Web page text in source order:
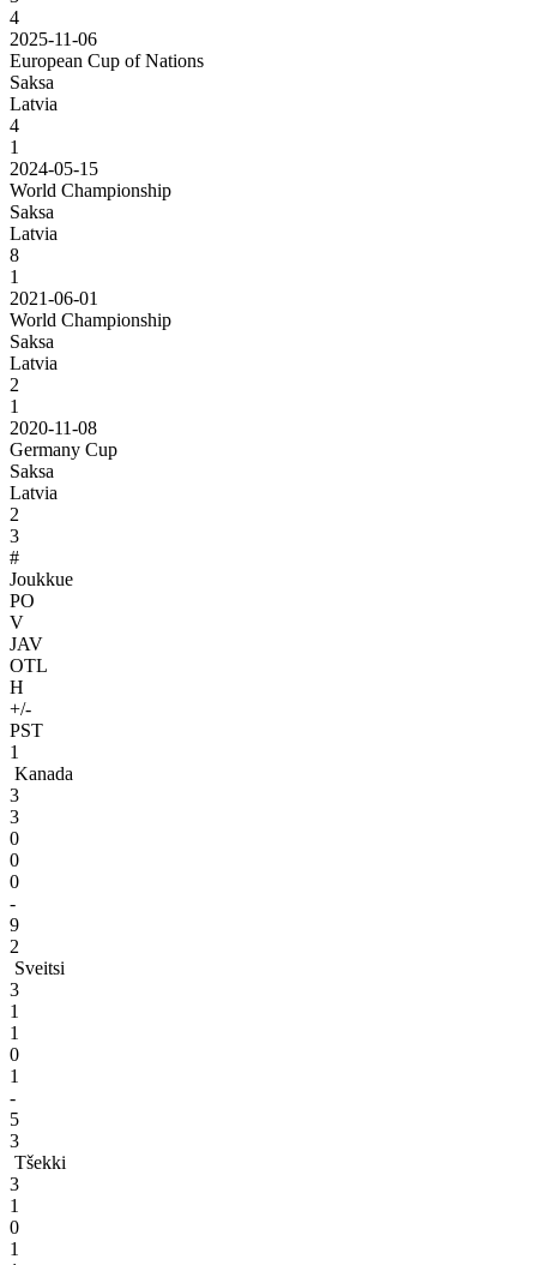
4
2025-11-06
European Cup of Nations
Saksa
Latvia
4
1
2024-05-15
World Championship
Saksa
Latvia
8
1
2021-06-01
World Championship
Saksa
Latvia
2
1
2020-11-08
Germany Cup
Saksa
Latvia
2
3
#
Joukkue
PO
V
JAV
OTL
H
+/-
PST
1
Kanada
3
3
0
0
0
-
9
2
Sveitsi
3
1
1
0
1
-
5
3
Tšekki
3
1
0
1